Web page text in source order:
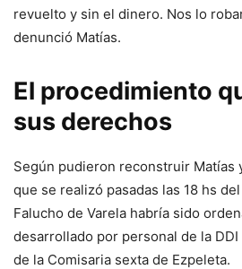
revuelto y sin el dinero. Nos lo
denunció Matías.
El procedimiento
sus derechos
Según pudieron reconstruir Matías
que se realizó pasadas las 18 hs
Falucho de Varela habría sido
desarrollado por personal de la
de la Comisaria sexta de Ezpeleta.